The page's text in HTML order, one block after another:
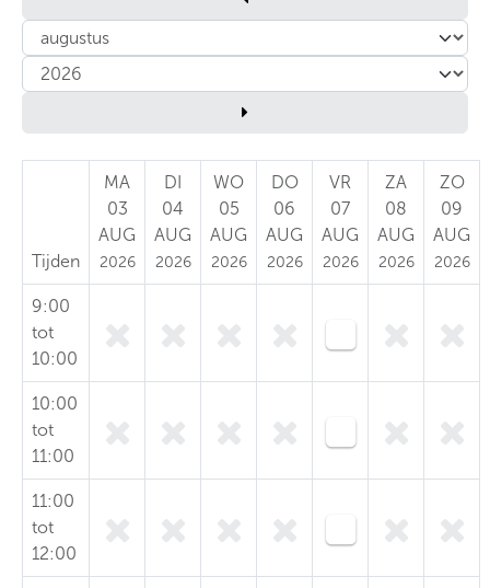
Tijden
MA
03
AUG
2026
DI
04
AUG
2026
WO
05
AUG
2026
DO
06
AUG
2026
VR
07
AUG
2026
ZA
08
AUG
2026
ZO
09
AUG
2026
9:00
tot
10:00
10:00
tot
11:00
11:00
tot
12:00